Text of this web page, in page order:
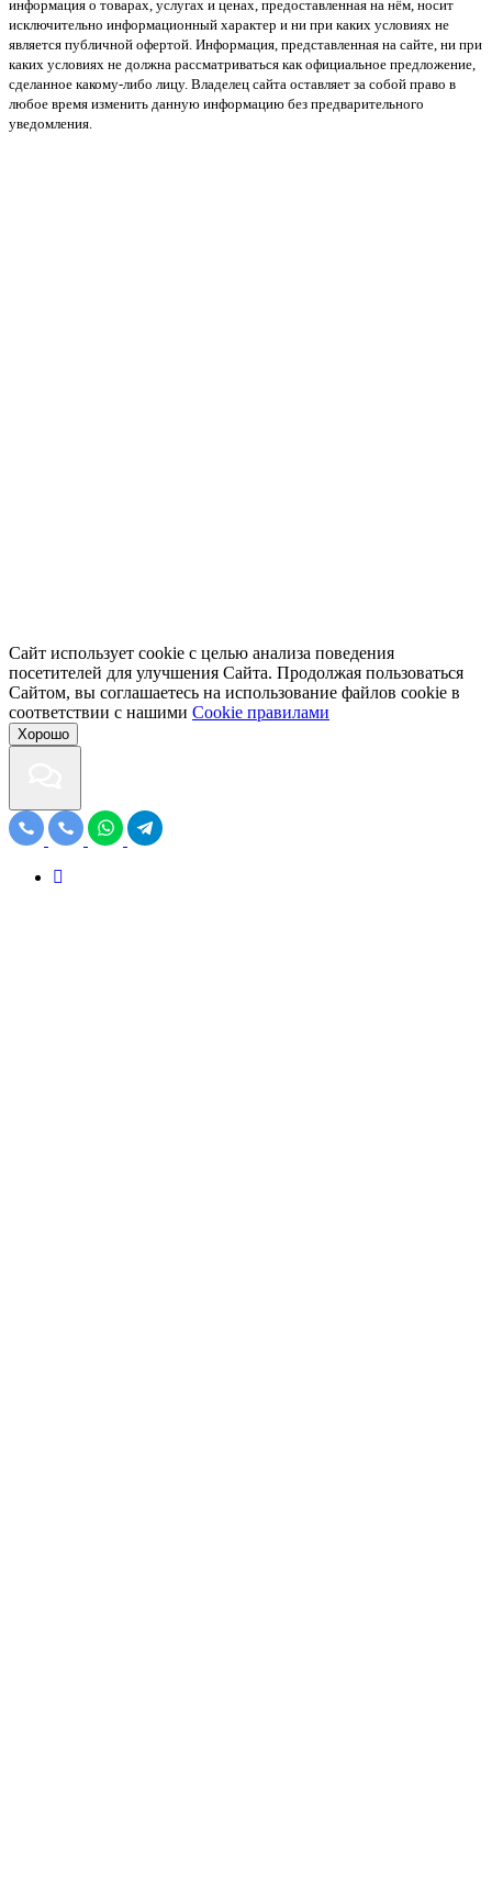
информация о товарах, услугах и ценах, предоставленная на нём, носит
исключительно информационный характер и ни при каких условиях не
является публичной офертой. Информация, представленная на сайте, ни при
каких условиях не должна рассматриваться как официальное предложение,
сделанное какому-либо лицу. Владелец сайта оставляет за собой право в
любое время изменить данную информацию без предварительного
уведомления.
Сайт использует cookie с целью анализа поведения
посетителей для улучшения Сайта. Продолжая пользоваться
Сайтом, вы соглашаетесь на использование файлов cookie в
соответствии с нашими Cookiе правилами
Хорошо